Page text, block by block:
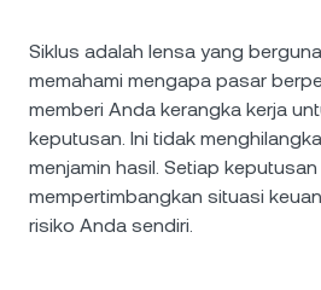
Siklus adalah lensa yang
memahami mengapa pasar
memberi Anda kerangka kerja
keputusan. Ini tidak
menjamin hasil. Setiap
mempertimbangkan situasi
risiko Anda sendiri.